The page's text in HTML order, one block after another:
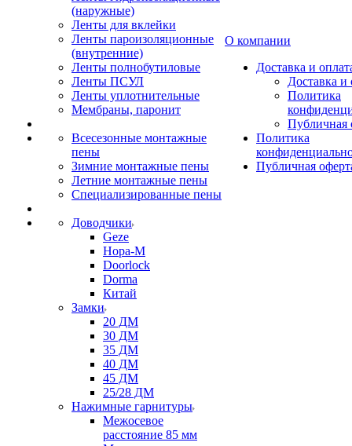
(наружные)
Ленты для вклейки
Ленты пароизоляционные
(внутренние)
Ленты полнобутиловые
Ленты ПСУЛ
Ленты уплотнительные
Мембраны, паронит
Всесезонные монтажные
пены
Зимние монтажные пены
Летние монтажные пены
Специализированные пены
Доводчики
Geze
Нора-М
Doorlock
Dorma
Китай
Замки
20 ДМ
30 ДМ
35 ДМ
40 ДМ
45 ДМ
25/28 ДМ
Нажимные гарнитуры
Межосевое
расстояние 85 мм
О компании
Доставка и
Доставка и
Политика
Публичная
Политика
Публичная